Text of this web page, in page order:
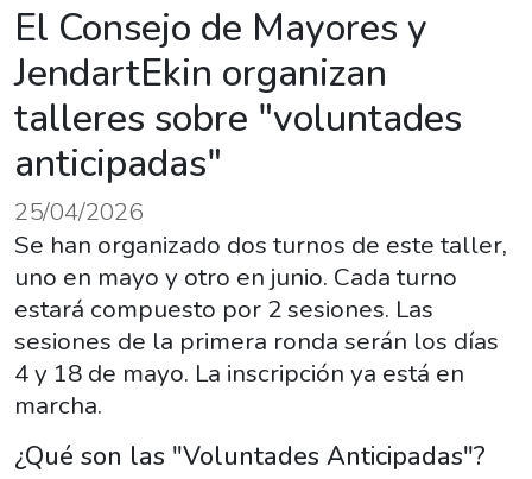
El Consejo de Mayores y
JendartEkin organizan
talleres sobre "voluntades
anticipadas"
25/04/2026
Se han organizado dos turnos de este taller,
uno en mayo y otro en junio. Cada turno
estará compuesto por 2 sesiones. Las
sesiones de la primera ronda serán los días
4 y 18 de mayo. La inscripción ya está en
marcha.
¿Qué son las "Voluntades Anticipadas"?